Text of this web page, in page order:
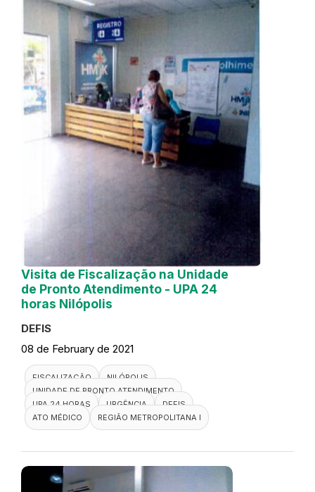
Visita de Fiscalização na Unidade
de Pronto Atendimento - UPA 24
horas Nilópolis
DEFIS
08 de February de 2021
FISCALIZAÇÃO
NILÓPOLIS
UNIDADE DE PRONTO ATENDIMENTO
UPA 24 HORAS
URGÊNCIA
DEFIS
ATO MÉDICO
REGIÃO METROPOLITANA I